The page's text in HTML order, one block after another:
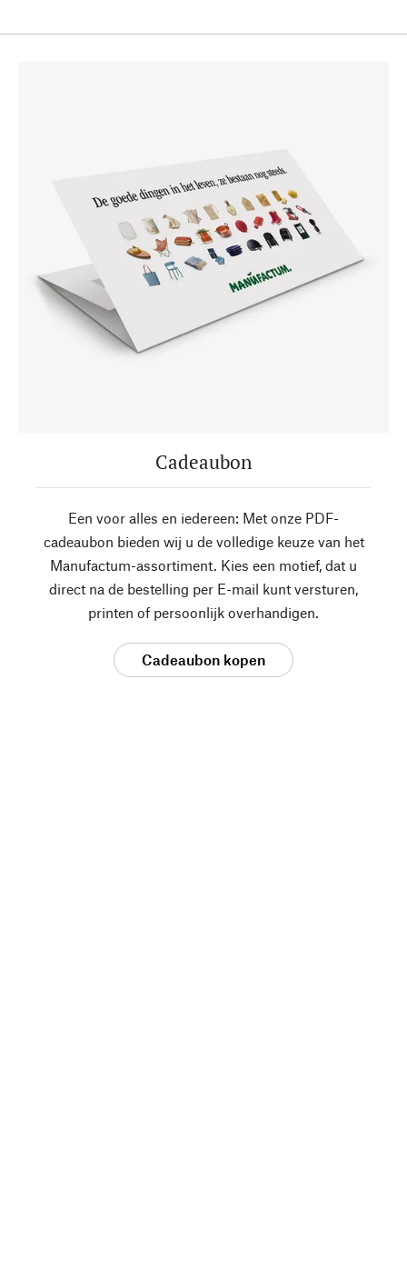
Cadeaubon
Een voor alles en iedereen: Met onze PDF-
cadeaubon bieden wij u de volledige keuze van het
Manufactum-assortiment. Kies een motief, dat u
direct na de bestelling per E-mail kunt versturen,
printen of persoonlijk overhandigen.
Cadeaubon kopen